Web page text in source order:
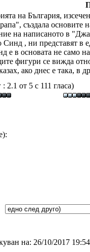
на България,
създала основите
на написаното в
, ни представят в
е в основата не само
фигури се вижда
ако днес е така, в
2.1 от 5 с 111 гласа)
на: 26/10/2017